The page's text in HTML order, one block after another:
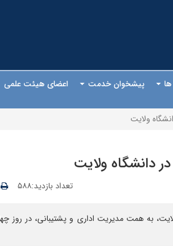
پیشخوان خدمت اعضای هیئت علمی
ولایت
دانشگاه ولایت
تعداد بازدید:۵۸۸